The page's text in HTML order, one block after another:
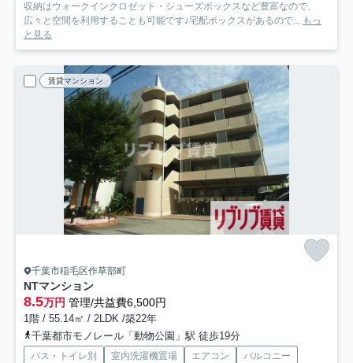
収納はウォークインクロゼット・シューズボックスなど豊富なので、
広々と空間を利用することも可能です♪宅配ボックスがあるので... もっ
と見る
賃貸マンション
千葉市稲毛区作草部町
NTマンション
8.5万円 管理/共益費6,500円
1階 / 55.14㎡ / 2LDK /築22年
千葉都市モノレール「動物公園」駅 徒歩19分
バス・トイレ別 室内洗濯機置場 エアコン
バルコニー